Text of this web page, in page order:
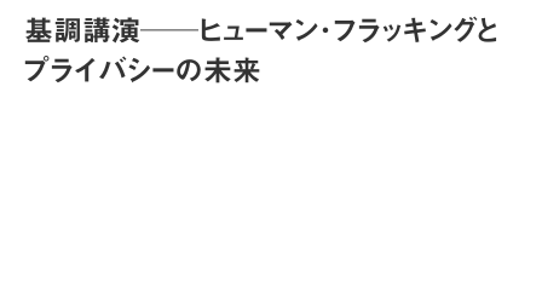
基調講演──ヒューマン･フラッキングと
プライバシーの未来